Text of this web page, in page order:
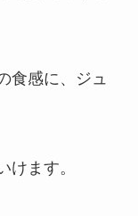
食感に、ジュ
けます。